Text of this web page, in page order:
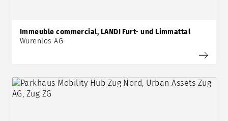
Immeuble commercial, LANDI Furt- und Limmattal
Würenlos AG